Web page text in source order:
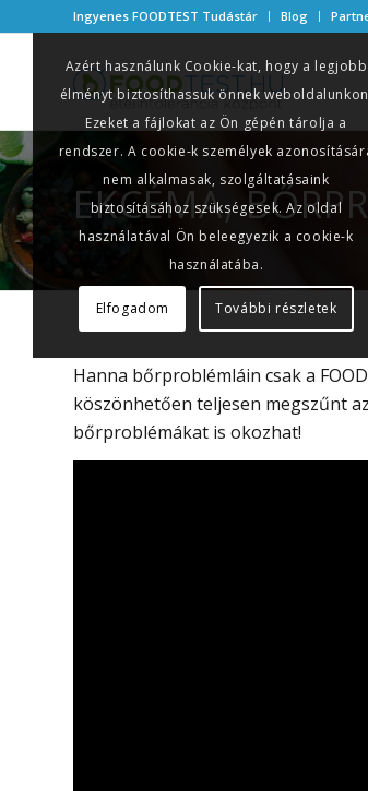
Ingyenes FOODTEST Tudástár Blog
EKCÉMA,
Hanna bőrproblémláin csak a
köszönhetően teljesen megszűnt
bőrproblémákat is okozhat!
Azért használunk Cookie-kat, hogy a legjobb
élményt biztosíthassuk önnek
Ezeket a fájlokat az Ön gépén tárolja a
rendszer. A cookie-k személyek
nem alkalmasak, szolgáltatásaink
biztosításához szükségesek. Az oldal
használatával Ön beleegyezik a cookie-k
használatába.
Elfogadom További részletek